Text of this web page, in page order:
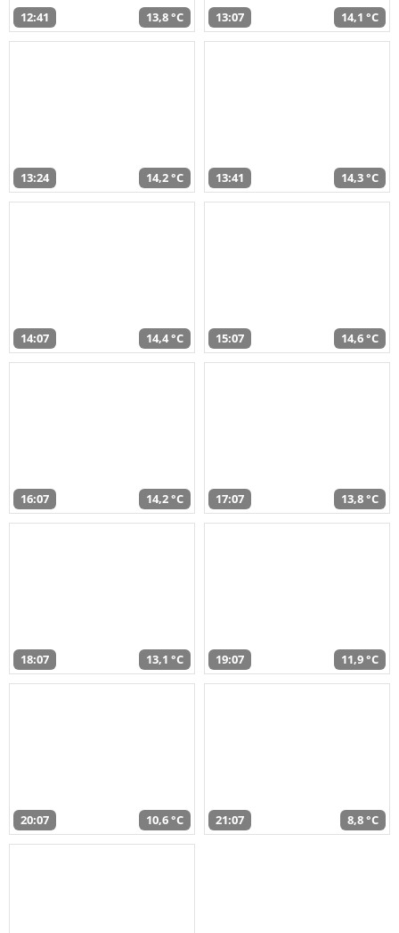
12:41 13,8 °C 13:07 14,1 °C
13:24 14,2 °C 13:41 14,3 °C
14:07 14,4 °C 15:07 14,6 °C
16:07 14,2 °C 17:07 13,8 °C
18:07 13,1 °C 19:07 11,9 °C
20:07 10,6 °C 21:07 8,8 °C